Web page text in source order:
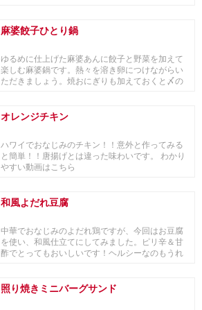
麻婆餃子ひとり鍋
ゆるめに仕上げた麻婆あんに餃子と野菜を加えて
楽しむ麻婆鍋です。熱々を溶き卵につけながらい
ただきましょう。焼おにぎりも加えておくと〆の
オレンジチキン
ハワイでおなじみのチキン！！意外と作ってみる
と簡単！！唐揚げとは違った味わいです。 わかり
やすい動画はこちら
和風よだれ豆腐
中華でおなじみのよだれ鶏ですが、今回はお豆腐
を使い、和風仕立てにしてみました。ピリ辛＆甘
酢でとってもおいしいです！ヘルシーなのもうれ
照り焼きミニバーグサンド